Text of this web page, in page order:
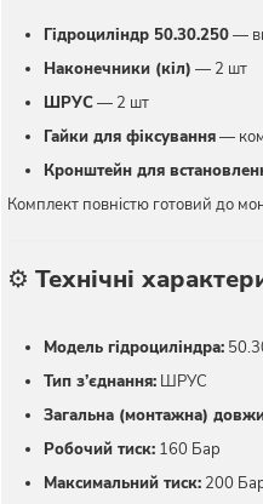
Гідроциліндр 50.30.250—
Наконечники (кіл) — 2 шт
ШРУС— 2 шт
Гайки для фіксування—
Кронштейн для
Комплект повністю готовий до
⚙️ Технічні
Модель гідроциліндра:
Тип з’єднання: ШРУС
Загальна (монтажна)
Робочий тиск: 160 Бар
Максимальний тиск: 200